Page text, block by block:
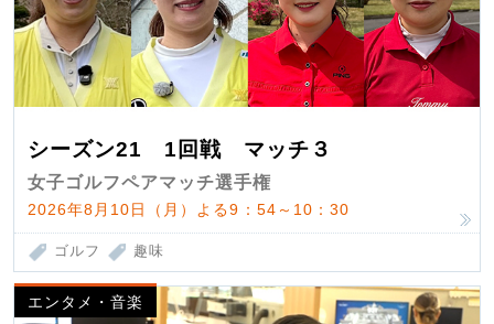
シーズン21 1回戦 マッチ３
女子ゴルフペアマッチ選手権
2026年8月10日（月）よる9：54～10：30
ゴルフ 趣味
エンタメ・音楽